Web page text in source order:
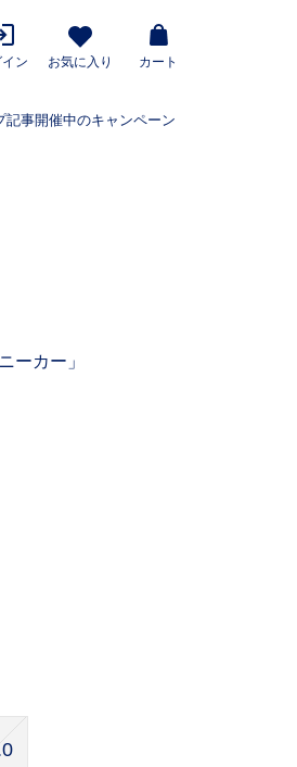
イン お気に入り カート
記事開催中のキャンペーン
ーカー」